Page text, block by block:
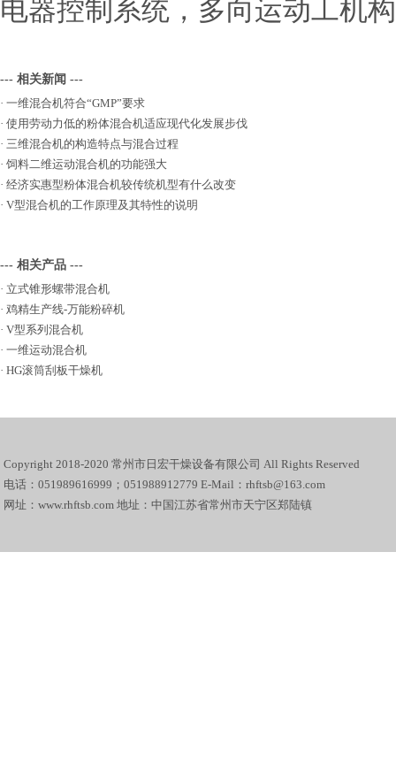
电器控制系统，多向运动工机
--- 相关新闻 ---
· 一维混合机符合“GMP”要求
· 使用劳动力低的粉体混合机适应现代化发展步伐
· 三维混合机的构造特点与混合过程
· 饲料二维运动混合机的功能强大
· 经济实惠型粉体混合机较传统机型有什么改变
· V型混合机的工作原理及其特性的说明
--- 相关产品 ---
· 立式锥形螺带混合机
· 鸡精生产线-万能粉碎机
· V型系列混合机
· 一维运动混合机
· HG滚筒刮板干燥机
Copyright 2018-2020 常州市日宏干燥设备有限公司 All Rights Reserved
电话：051989616999；051988912779 E-Mail：rhftsb@163.com
网址：www.rhftsb.com 地址：中国江苏省常州市天宁区郑陆镇